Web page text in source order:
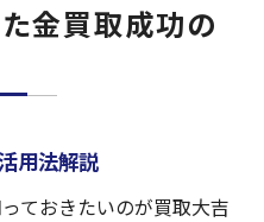
金買取成功の
用法解説
ておきたいのが買取大吉